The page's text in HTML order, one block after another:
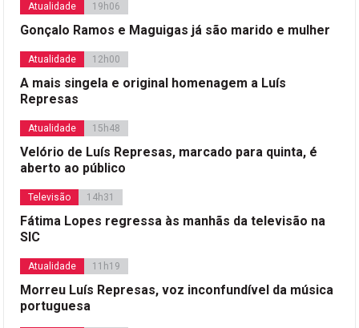
Atualidade 19h06
Gonçalo Ramos e Maguigas já são marido e mulher
Atualidade 12h00
A mais singela e original homenagem a Luís
Represas
Atualidade 15h48
Velório de Luís Represas, marcado para quinta, é
aberto ao público
Televisão 14h31
Fátima Lopes regressa às manhãs da televisão na
SIC
Atualidade 11h19
Morreu Luís Represas, voz inconfundível da música
portuguesa